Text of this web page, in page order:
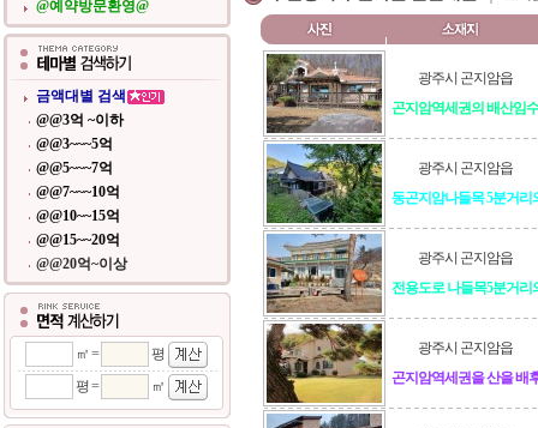
@예약방문환영@
금액대별 검색
@@3억 ~이하
@@3~~~5억
@@5~~~7억
@@7~~~10억
@@10~~15억
@@15~~20억
@@20억~이상
㎡ =
평
평 =
㎡
광주시 곤지암읍
곤지암역세권의 배산임
광주시 곤지암읍
동곤지암나들목 5분거리
광주시 곤지암읍
전용도로 나들목5분거리
광주시 곤지암읍
곤지암역세권을 산을 배